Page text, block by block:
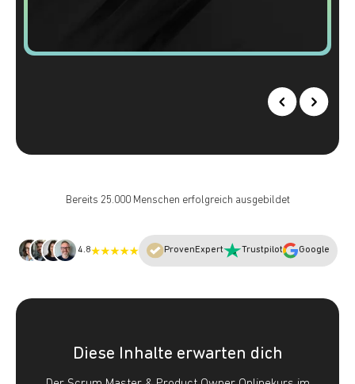
Bereits 25.000 Menschen erfolgreich ausgebildet
4.8 ProvenExpert Trustpilot Google
Diese Inhalte erwarten dich